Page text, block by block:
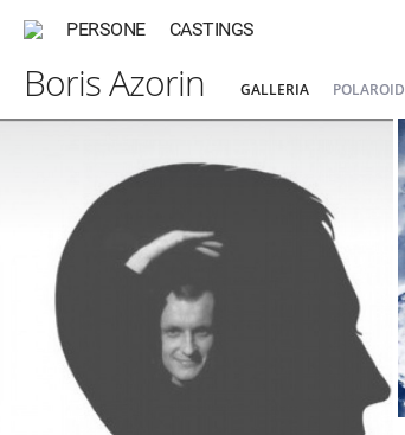
PERSONE CASTINGS
Boris Azorin GALLERIA POLAROID